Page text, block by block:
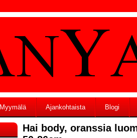
Myymälä Ajankohtaista Blogi
Hai body, oranssia